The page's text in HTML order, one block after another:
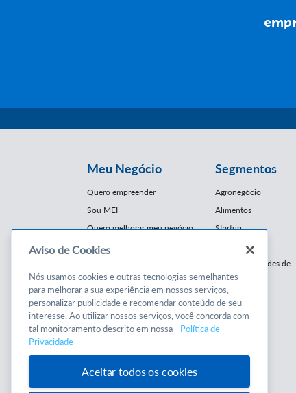
Meu Negócio
Quero empreender
Sou MEI
Quero melhorar meu negócio
Conteúdos
Cursos
Consultorias
Segmentos
Agronegócio
Alimentos
Startup
E-Commerce
Franquias / Redes de
Cooperação
Moda
Moveleiro
Saúde
Mercopar
Aviso de Cookies
Nós usamos cookies e outras tecnologias semelhantes
para melhorar a sua experiência em nossos serviços,
personalizar publicidade e recomendar conteúdo de seu
interesse. Ao utilizar nossos serviços, você concorda com
tal monitoramento descrito em nossa
Política de
Privacidade
Aceitar todos os cookies